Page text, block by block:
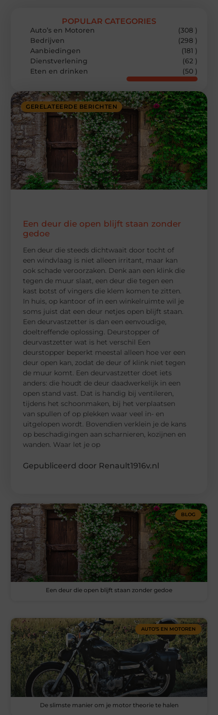
GERELATEERDE BERICHTEN
Een deur die open blijft staan zonder
gedoe
Een deur die steeds dichtwaait door tocht of
een windvlaag is niet alleen irritant, maar kan
ook schade veroorzaken. Denk aan een klink die
tegen de muur slaat, een deur die tegen een
kast botst of vingers die klem komen te zitten.
In huis, op kantoor of in een winkelruimte wil je
soms juist dat een deur netjes open blijft staan.
Een deurvastzetter is dan een eenvoudige,
doeltreffende oplossing. Deurstopper of
deurvastzetter wat is het verschil Een
deurstopper beperkt meestal alleen hoe ver een
deur open kan, zodat de deur of klink niet tegen
de muur komt. Een deurvastzetter doet iets
anders: die houdt de deur daadwerkelijk in een
open stand vast. Dat is handig bij ventileren,
tijdens het schoonmaken, bij het verplaatsen
van spullen of op plekken waar veel in- en
uitgelopen wordt. Bovendien verklein je de kans
op beschadigingen aan scharnieren, kozijnen en
wanden. Waar let je op
Gepubliceerd door Renault1916v.nl
POPULAR CATEGORIES
Auto’s en Motoren
(308 )
Bedrijven
(298 )
Aanbiedingen
(181 )
Dienstverlening
(62 )
Eten en drinken
(50 )
BLOG
Een deur die open blijft staan zonder gedoe
AUTO’S EN MOTOREN
De slimste manier om je motor theorie te halen